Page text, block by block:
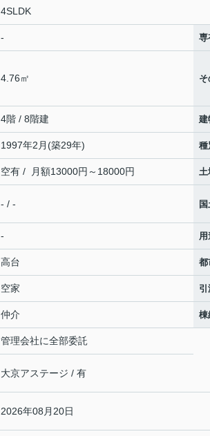
4SLDK
- 専
4.76㎡
4階 / 8階建 建
1997年2月(築29年) 種
空有 / 月額13000円～18000円 土
- / -
-
高台 都
空家 引
仲介 棟
管理会社に全部委託
大京アステージ / 有
2026年08月20日